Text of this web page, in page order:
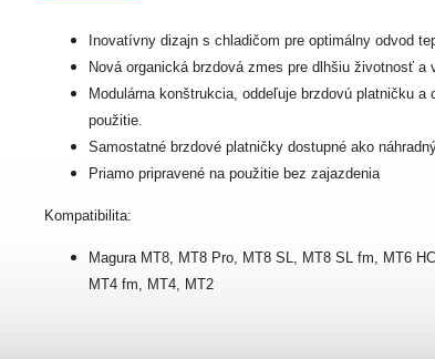
Inovatívny dizajn s chladičom pre optimálny odvod
Nová organická brzdová zmes pre dlhšiu životnosť a
Modulárna konštrukcia, oddeľuje brzdovú platničku a
použitie.
Samostatné brzdové platničky dostupné ako
Priamo pripravené na použitie bez zajazdenia
Kompatibilita:
Magura MT8, MT8 Pro, MT8 SL, MT8 SL fm, MT6
MT4 fm, MT4, MT2